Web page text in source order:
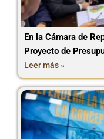
En la Cámara de
Proyecto de
Leer más »